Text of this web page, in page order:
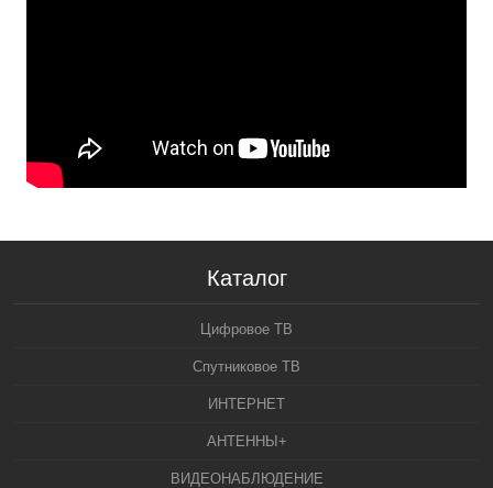
Каталог
Цифровое ТВ
Спутниковое ТВ
ИНТЕРНЕТ
АНТЕННЫ+
ВИДЕОНАБЛЮДЕНИЕ